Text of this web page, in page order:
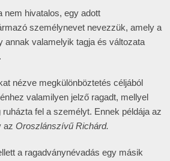
nem hivatalos, egy adott
személynevet nevezzük, amely a
annak valamelyik tagja és változata
nézve megkülönböztetés céljából
valamilyen jelző ragadt, mellyel
fel a személyt. Ennek példája az
az Oroszlánszívű Richárd.
a ragadványnévadás egy másik